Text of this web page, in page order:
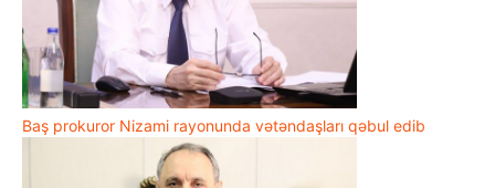
Baş prokuror Nizami rayonunda vətəndaşları qəbul edib